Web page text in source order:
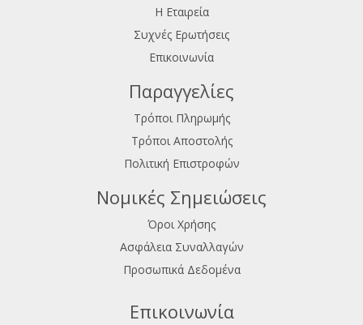
Η Εταιρεία
Συχνές Ερωτήσεις
Επικοινωνία
Παραγγελίες
Τρόποι Πληρωμής
Τρόποι Αποστολής
Πολιτική Επιστροφών
Νομικές Σημειώσεις
Όροι Χρήσης
Ασφάλεια Συναλλαγών
Προσωπικά Δεδομένα
Επικοινωνία